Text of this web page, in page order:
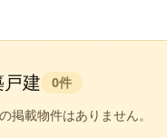
戸建 0件
掲載物件はありません。